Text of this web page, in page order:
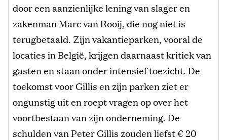
door een aanzienlijke lening van slager en
zakenman Marc van Rooij, die nog niet is
terugbetaald. Zijn vakantieparken, vooral de
locaties in België, krijgen daarnaast kritiek van
gasten en staan onder intensief toezicht. De
toekomst voor Gillis en zijn parken ziet er
ongunstig uit en roept vragen op over het
voortbestaan van zijn onderneming. De
schulden van Peter Gillis zouden liefst € 20